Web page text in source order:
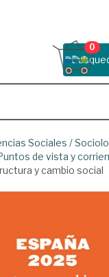
0
Sociales /
de vista y
y cambio social